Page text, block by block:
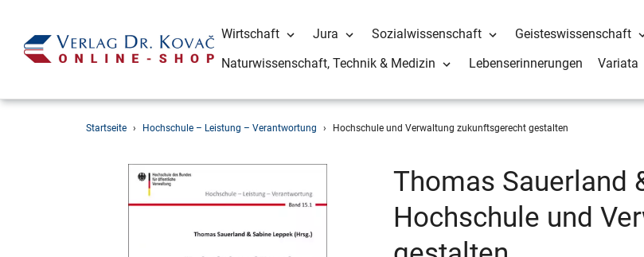
Wirtschaft Jura Sozialwissenschaft
Geisteswissenschaft
Naturwissenschaft, Technik & Medizin
Lebenserinnerungen Variata
Startseite › Hochschule – Leistung – Verantwortung › Hochschule und Verwaltung zukunftsgerecht gestalten
Thomas Sauerland
Hochschule und